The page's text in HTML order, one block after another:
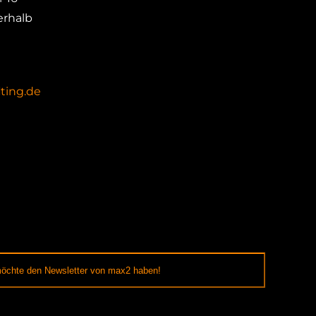
den Newsletter von max2 haben!